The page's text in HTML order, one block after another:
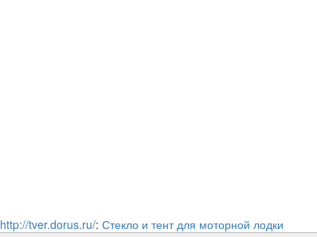
http://tver.dorus.ru/: Стекло и тент для моторной лодки